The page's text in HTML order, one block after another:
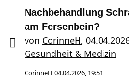
Nachbehandlung
am Fersenbein?
von CorinneH,
Gesundheit & Medizin
CorinneH 04.04.2026, 19:51